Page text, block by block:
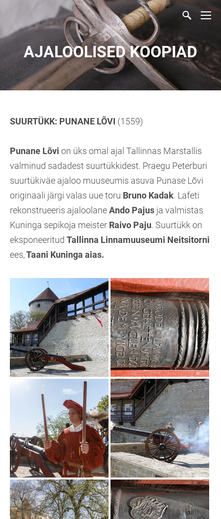
AJALOOLISED KOOPIAD
SUURTÜKK: PUNANE LÕVI (1559)
Punane Lõvi on üks omal ajal Tallinnas Marstallis
valminud sadadest suurtükkidest. Praegu Peterburi
suurtükiväe ajaloo muuseumis asuva Punase Lõvi
originaali järgi valas uue toru Bruno Kadak. Lafeti
rekonstrueeris ajaloolaneAndo Pajus ja valmistas
Kuninga sepikoja meister Raivo Paju. Suurtükk on
eksponeeritud Tallinna Linnamuuseumi Neitsitorni
ees,Taani Kuninga aias.